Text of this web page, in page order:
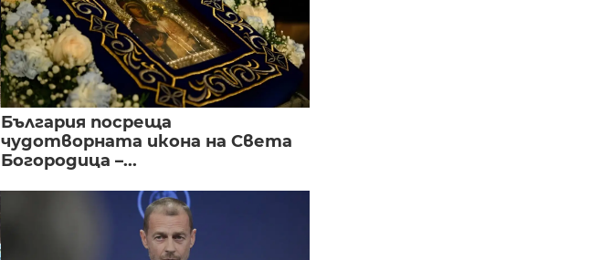
България посреща
чудотворната икона на Света
Богородица –...